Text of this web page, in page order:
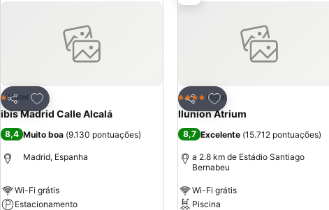
Partilhar
Adicionar aos favoritos
1 Estrelas
Hotel
ibis Madrid Calle Alcalá
8,4 Muito boa (9.130 pontuações)
Madrid, Espanha
Wi-Fi grátis
Estacionamento
Partilhar
Adicionar aos favoritos
4 EstrelasHotel
Ilunion Atrium
8,7 Excelente (15.712 pontuações)
a 2.8 km de Estádio Santiago
Bernabeu
Wi-Fi grátis
Piscina